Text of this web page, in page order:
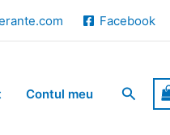
Facebook
Contul meu Search